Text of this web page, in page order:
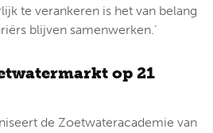
te verankeren is het van belang
blijven samenwerken.’
op 21
de Zoetwateracademie van